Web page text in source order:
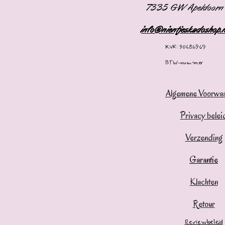
7335 GW Apeldoorn
KVK: 90686969
BTW-nummer
Algemene
Privacy
Verzending
Garantie
Klachten
Retour
Reviewbeleid